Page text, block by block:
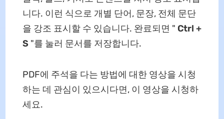
니다. 이런 식으로 개별 단어, 문장, 전체 문단
을 강조 표시할 수 있습니다. 완료되면 " Ctrl +
S "를 눌러 문서를 저장합니다.
PDF에 주석을 다는 방법에 대한 영상을 시청
하는 데 관심이 있으시다면, 이 영상을 시청하
세요.